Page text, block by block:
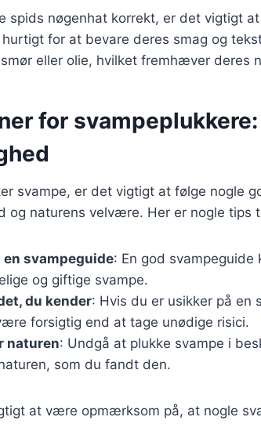
spids nøgenhat korrekt, er det vigtigt
for at bevare deres smag og
eller olie, hvilket fremhæver deres
for
svampe, er det vigtigt at følge nogle
og naturens velvære. Her er nogle tips
en svampeguide: En god
og giftige svampe.
du kender: Hvis du er usikker på en
forsigtig end at tage unødige risici.
naturen: Undgå at plukke svampe i
som du fandt den.
at være opmærksom på, at nogle